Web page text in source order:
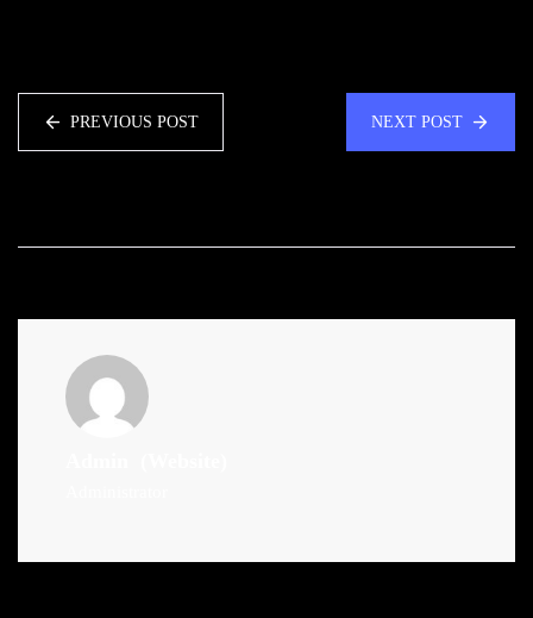
PREVIOUS POST NEXT POST